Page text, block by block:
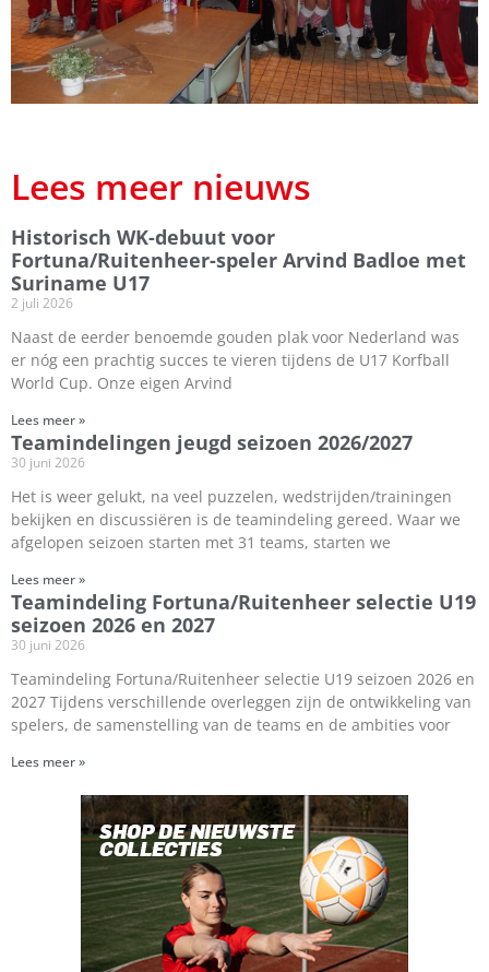
Lees meer nieuws
Historisch WK-debuut voor
Fortuna/Ruitenheer-speler Arvind Badloe met
Suriname U17
2 juli 2026
Naast de eerder benoemde gouden plak voor Nederland was
er nóg een prachtig succes te vieren tijdens de U17 Korfball
World Cup. Onze eigen Arvind
Lees meer »
Teamindelingen jeugd seizoen 2026/2027
30 juni 2026
Het is weer gelukt, na veel puzzelen, wedstrijden/trainingen
bekijken en discussiëren is de teamindeling gereed. Waar we
afgelopen seizoen starten met 31 teams, starten we
Lees meer »
Teamindeling Fortuna/Ruitenheer selectie U19
seizoen 2026 en 2027
30 juni 2026
Teamindeling Fortuna/Ruitenheer selectie U19 seizoen 2026 en
2027 Tijdens verschillende overleggen zijn de ontwikkeling van
spelers, de samenstelling van de teams en de ambities voor
Lees meer »